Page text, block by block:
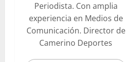
Periodista. Con amplia
experiencia en Medios de
Comunicación. Director de
Camerino Deportes